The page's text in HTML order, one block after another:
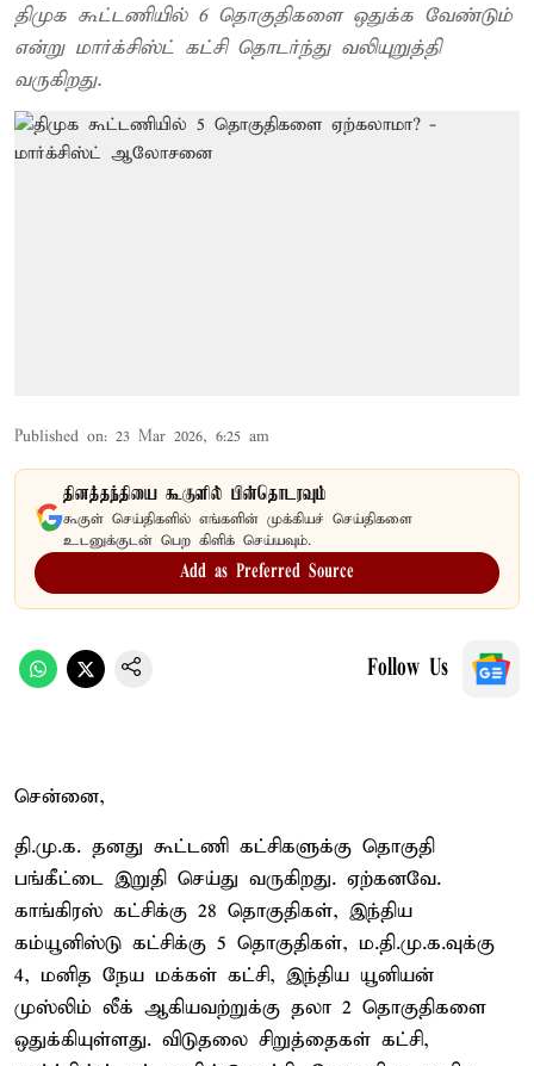
திமுக கூட்டணியில் 6 தொகுதிகளை ஒதுக்க வேண்டும்
என்று மார்க்சிஸ்ட் கட்சி தொடர்ந்து வலியுறுத்தி
வருகிறது.
Published on: 23 Mar 2026, 6:25 am
தினத்தந்தியை கூகுளில் பின்தொடரவும்
கூகுள் செய்திகளில் எங்களின் முக்கியச் செய்திகளை
உடனுக்குடன் பெற கிளிக் செய்யவும்.
Add as Preferred Source
Follow Us
சென்னை,
தி.மு.க. தனது கூட்டணி கட்சிகளுக்கு தொகுதி
பங்கீட்டை இறுதி செய்து வருகிறது. ஏற்கனவே.
காங்கிரஸ் கட்சிக்கு 28 தொகுதிகள், இந்திய
கம்யூனிஸ்டு கட்சிக்கு 5 தொகுதிகள், ம.தி.மு.க.வுக்கு
4, மனித நேய மக்கள் கட்சி, இந்திய யூனியன்
முஸ்லிம் லீக் ஆகியவற்றுக்கு தலா 2 தொகுதிகளை
ஒதுக்கியுள்ளது. விடுதலை சிறுத்தைகள் கட்சி,